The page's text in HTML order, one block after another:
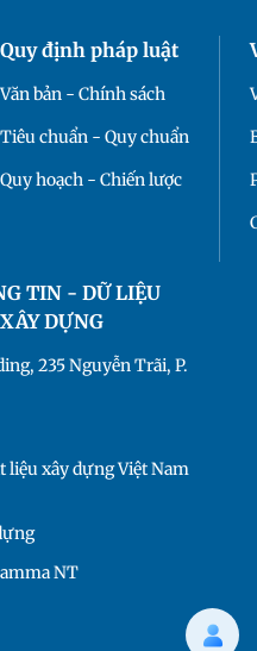
Quy định pháp luật
Văn bản - Chính sách
Tiêu chuẩn - Quy chuẩn
Quy hoạch - Chiến lược
TIN - DỮ LIỆU
DỰNG
235 Nguyễn Trãi, P.
xây dựng Việt Nam
NT